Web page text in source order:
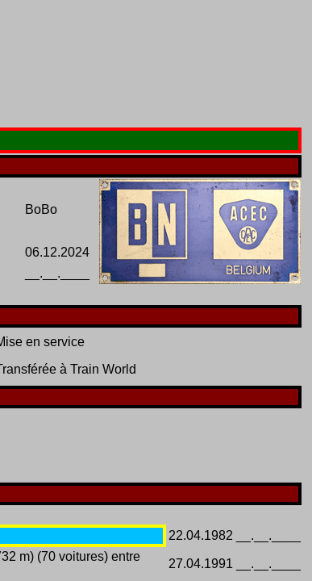
BoBo
06.12.2024
__.__.____
en service
à Train World
22.04.1982 __.__.____
m) (70 voitures) entre
27.04.1991
__.__.____